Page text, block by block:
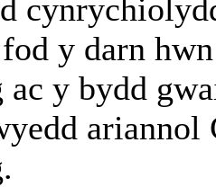
y darn
ac y bydd
ariannol